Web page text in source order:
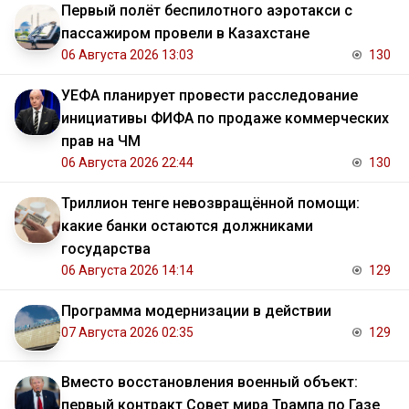
Первый полёт беспилотного аэротакси с
пассажиром провели в Казахстане
06 Августа 2026 13:03 130
УЕФА планирует провести расследование
инициативы ФИФА по продаже коммерческих
прав на ЧМ
06 Августа 2026 22:44 130
Триллион тенге невозвращённой помощи:
какие банки остаются должниками
государства
06 Августа 2026 14:14 129
Программа модернизации в действии
07 Августа 2026 02:35 129
Вместо восстановления военный объект:
первый контракт Совет мира Трампа по Газе